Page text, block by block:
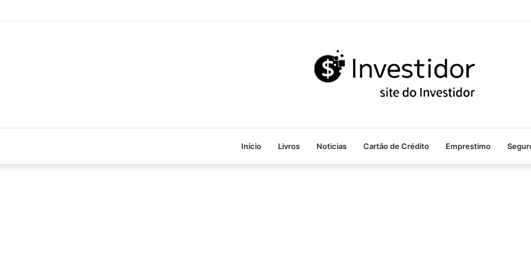
Início Livros Noticias Cartão de Crédito Emprestimo